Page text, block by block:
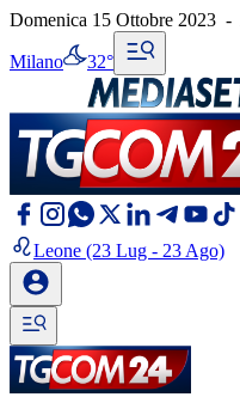
Domenica 15 Ottobre 2023 -
Milano 32°
Leone (23 Lug - 23 Ago)